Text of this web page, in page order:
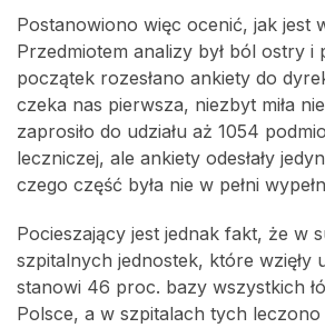
Postanowiono więc ocenić, jak jest
Przedmiotem analizy był ból ostry i
początek rozesłano ankiety do
czeka nas pierwsza, niezbyt miła
zaprosiło do udziału aż 1054
leczniczej, ale ankiety odesłały
czego część była nie w pełni
Pocieszający jest jednak fakt, że w
szpitalnych jednostek, które wzięły
stanowi 46 proc. bazy wszystkich
Polsce, a w szpitalach tych